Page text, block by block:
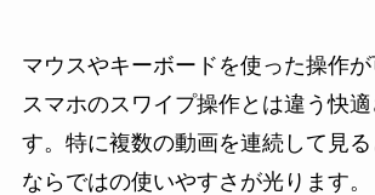
マウスやキーボードを使った操作が
スマホのスワイプ操作とは違う快適
す。特に複数の動画を連続して見
ならではの使いやすさが光ります。